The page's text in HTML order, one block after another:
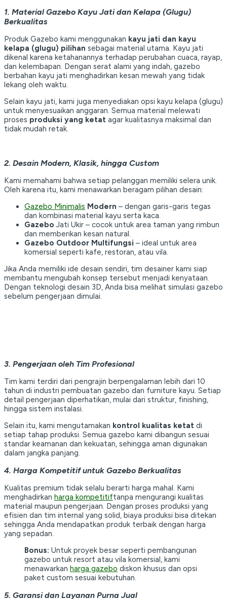
1. Material Gazebo Kayu Jati dan Kelapa (Glugu)
Berkualitas
Produk Gazebo kami menggunakan kayu jati dan kayu
kelapa (glugu) pilihan sebagai material utama. Kayu jati
dikenal karena ketahanannya terhadap perubahan cuaca, rayap,
dan kelembapan. Dengan serat alami yang indah, gazebo
berbahan kayu jati menghadirkan kesan mewah yang tidak
lekang oleh waktu.
Selain kayu jati, kami juga menyediakan opsi kayu kelapa (glugu)
untuk menyesuaikan anggaran. Semua material melewati
proses produksi yang ketat agar kualitasnya maksimal dan
tidak mudah retak.
2. Desain Modern, Klasik, hingga Custom
Kami memahami bahwa setiap pelanggan memiliki selera unik.
Oleh karena itu, kami menawarkan beragam pilihan desain:
Gazebo Minimalis Modern – dengan garis-garis tegas
dan kombinasi material kayu serta kaca.
Gazebo Jati Ukir – cocok untuk area taman yang rimbun
dan memberikan kesan natural.
Gazebo Outdoor Multifungsi – ideal untuk area
komersial seperti kafe, restoran, atau vila.
Jika Anda memiliki ide desain sendiri, tim desainer kami siap
membantu mengubah konsep tersebut menjadi kenyataan.
Dengan teknologi desain 3D, Anda bisa melihat simulasi gazebo
sebelum pengerjaan dimulai.
3. Pengerjaan oleh Tim Profesional
Tim kami terdiri dari pengrajin berpengalaman lebih dari 10
tahun di industri pembuatan gazebo dan furniture kayu. Setiap
detail pengerjaan diperhatikan, mulai dari struktur, finishing,
hingga sistem instalasi.
Selain itu, kami mengutamakan kontrol kualitas ketat di
setiap tahap produksi. Semua gazebo kami dibangun sesuai
standar keamanan dan kekuatan, sehingga aman digunakan
dalam jangka panjang.
4. Harga Kompetitif untuk Gazebo Berkualitas
Kualitas premium tidak selalu berarti harga mahal. Kami
menghadirkan harga kompetitiftanpa mengurangi kualitas
material maupun pengerjaan. Dengan proses produksi yang
efisien dan tim internal yang solid, biaya produksi bisa ditekan
sehingga Anda mendapatkan produk terbaik dengan harga
yang sepadan.
Bonus: Untuk proyek besar seperti pembangunan
gazebo untuk resort atau vila komersial, kami
menawarkan harga gazebo diskon khusus dan opsi
paket custom sesuai kebutuhan.
5. Garansi dan Layanan Purna Jual